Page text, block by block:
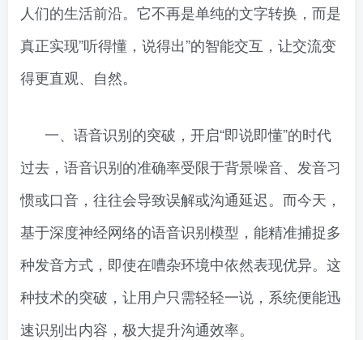
人们的生活前沿。它不再是单纯的文字转换，而是
真正实现”听得懂，说得出”的智能交互，让交流变
得更直观、自然。
一、语音识别的突破，开启“即说即懂”的时代
过去，语音识别的准确率受限于背景噪音、发音习
惯或口音，往往会导致误解或沟通延迟。而今天，
基于深度神经网络的语音识别模型，能精准捕捉多
种发音方式，即使在嘈杂环境中依然表现优异。这
种技术的突破，让用户只需轻轻一说，系统便能迅
速识别出内容，极大提升沟通效率。